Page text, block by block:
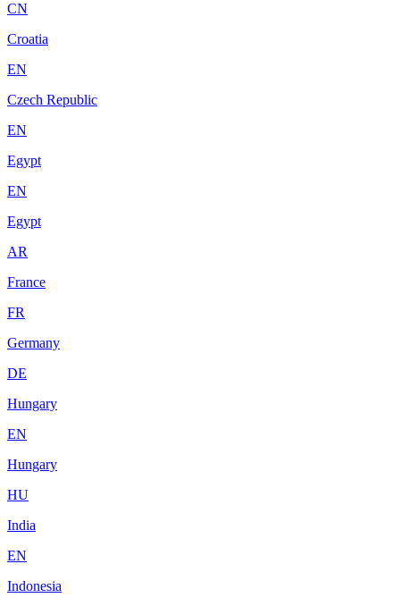
CN
Croatia
EN
Czech Republic
EN
Egypt
EN
Egypt
AR
France
FR
Germany
DE
Hungary
EN
Hungary
HU
India
EN
Indonesia